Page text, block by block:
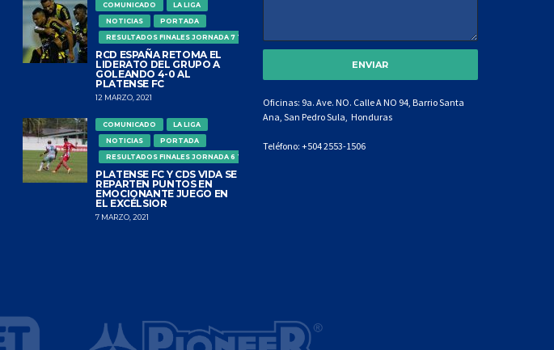
COMUNICADO
LA LIGA
NOTICIAS
PORTADA
RESULTADOS FINALES JORNADA 7 TORNEO CLAUSURA
RCD ESPAÑA RETOMA EL
LIDERATO DEL GRUPO A
GOLEANDO 4-0 AL
PLATENSE FC
12 MARZO, 2021
COMUNICADO
LA LIGA
NOTICIAS
PORTADA
RESULTADOS FINALES JORNADA 6 TORNEO CLAUSURA
PLATENSE FC Y CDS VIDA SE
REPARTEN PUNTOS EN
EMOCIONANTE JUEGO EN
EL EXCÉLSIOR
7 MARZO, 2021
Oficinas: 9a. Ave. NO. Calle A NO 94, Barrio Santa
Ana, San Pedro Sula, Honduras
Teléfono: +504 2553-1506